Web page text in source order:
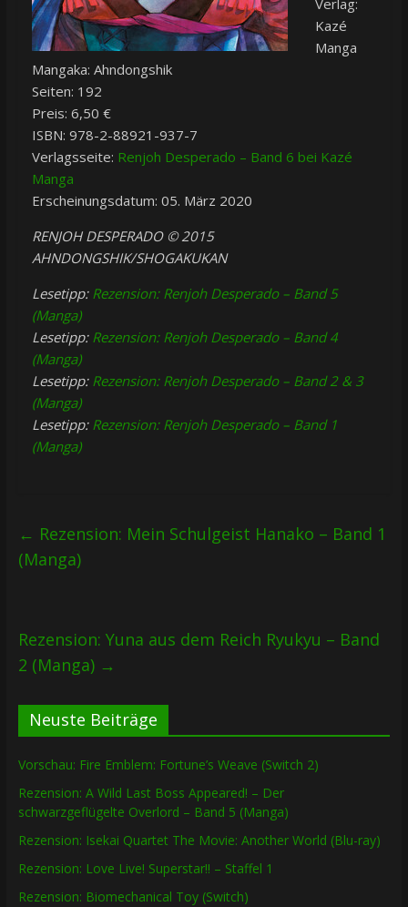
Verlag:
Kazé
Manga
Mangaka: Ahndongshik
Seiten: 192
Preis: 6,50 €
ISBN: 978-2-88921-937-7
Verlagsseite: Renjoh Desperado – Band 6 bei Kazé
Manga
Erscheinungsdatum: 05. März 2020
RENJOH DESPERADO © 2015
AHNDONGSHIK/SHOGAKUKAN
Lesetipp: Rezension: Renjoh Desperado – Band 5
(Manga)
Lesetipp: Rezension: Renjoh Desperado – Band 4
(Manga)
Lesetipp: Rezension: Renjoh Desperado – Band 2 & 3
(Manga)
Lesetipp: Rezension: Renjoh Desperado – Band 1
(Manga)
← Rezension: Mein Schulgeist Hanako – Band 1
(Manga)
Rezension: Yuna aus dem Reich Ryukyu – Band
2 (Manga) →
Neuste Beiträge
Vorschau: Fire Emblem: Fortune’s Weave (Switch 2)
Rezension: A Wild Last Boss Appeared! – Der
schwarzgeflügelte Overlord – Band 5 (Manga)
Rezension: Isekai Quartet The Movie: Another World (Blu-ray)
Rezension: Love Live! Superstar!! – Staffel 1
Rezension: Biomechanical Toy (Switch)